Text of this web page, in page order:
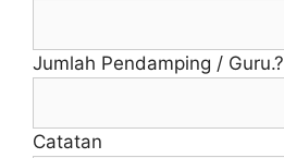
Jumlah Pendamping / Guru.?
Catatan